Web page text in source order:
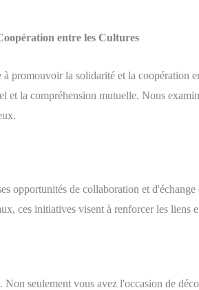
entre les Cultures
promouvoir la solidarité et la coopération
la compréhension mutuelle. Nous
opportunités de collaboration et d'échange
ces initiatives visent à renforcer les liens
seulement vous avez l'occasion de